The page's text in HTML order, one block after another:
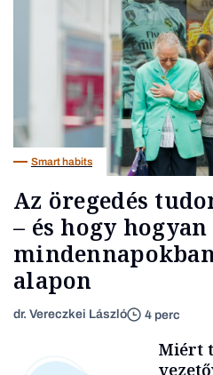
Smart habits
Az öregedés
– és hogy
alapon
dr. Vereczkei László 4 perc
Miért